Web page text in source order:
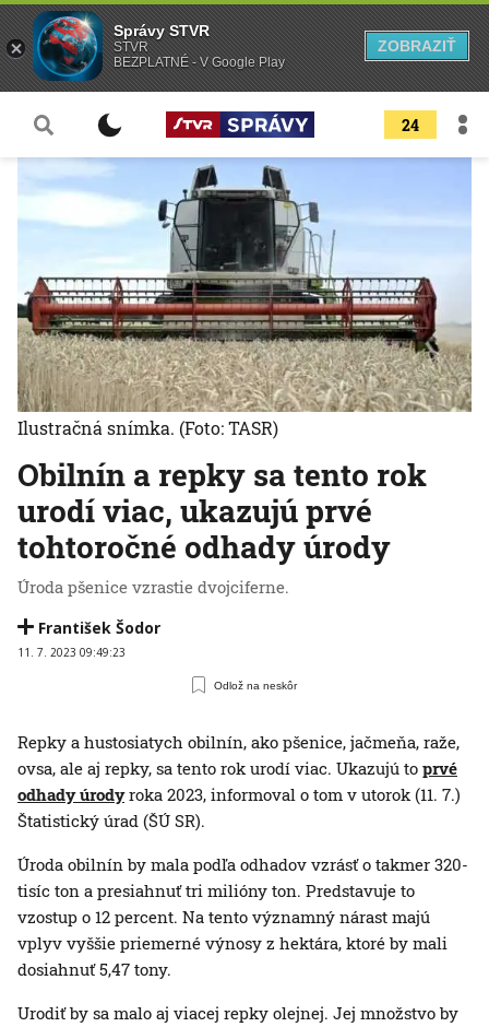
24
Obilnín a repky sa tento rok
urodí viac, ukazujú prvé
tohtoročné odhady úrody
Úroda pšenice vzrastie dvojciferne.
František Šodor
11. 7. 2023 09:49:23
Odlož na neskôr
Ilustračná snímka. (Foto: TASR)
Repky a hustosiatych obilnín, ako pšenice, jačmeňa, raže,
ovsa, ale aj repky, sa tento rok urodí viac. Ukazujú to prvé
odhady úrodyroka 2023, informoval o tom v utorok (11. 7.)
Štatistický úrad (ŠÚ SR).
Úroda obilnín by mala podľa odhadov vzrásť o takmer 320-
tisíc ton a presiahnuť tri milióny ton. Predstavuje to
vzostup o 12 percent. Na tento významný nárast majú
vplyv vyššie priemerné výnosy z hektára, ktoré by mali
dosiahnuť 5,47 tony.
Urodiť by sa malo aj viacej repky olejnej. Jej množstvo by
Správy STVR
STVR
BEZPLATNÉ - V Google Play
ZOBRAZIŤ